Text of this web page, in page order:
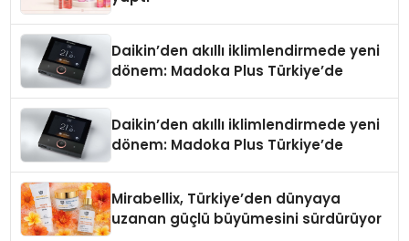
Daikin’den akıllı iklimlendirmede yeni
dönem: Madoka Plus Türkiye’de
Daikin’den akıllı iklimlendirmede yeni
dönem: Madoka Plus Türkiye’de
Mirabellix, Türkiye’den dünyaya
uzanan güçlü büyümesini sürdürüyor